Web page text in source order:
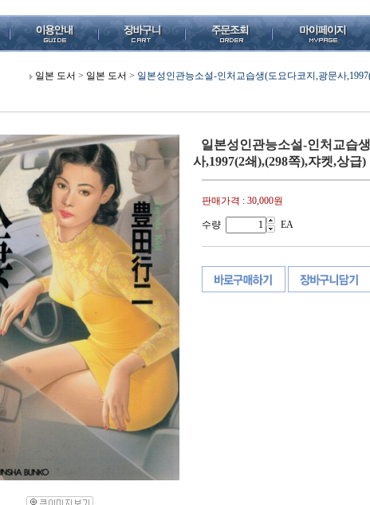
일본 도서 > 일본 도서 > 일본성인관능소설-인처교습생(도요다코지,광문사
일본성인관능소설-인처교습
사,1997(2쇄),(298쪽),쟈켓,상급)
판매가격 : 30,000원
수량 EA